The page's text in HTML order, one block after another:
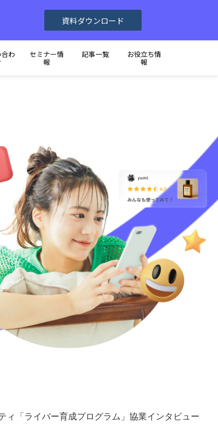
資料ダウンロード
わ
セミナー情
報
記事一覧
お役立ち情
報
ィ「ライバー育成プログラム」協業インタビュー